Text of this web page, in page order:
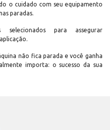
o cuidado com seu equipamento
paradas.
selecionados para assegurar
não fica parada e você ganha
importa: o sucesso da sua